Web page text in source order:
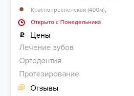
Краснопресненская (490м),
Открыто c Понедельника
Цены
Лечение зубов
Ортодонтия
Протезирование
Отзывы